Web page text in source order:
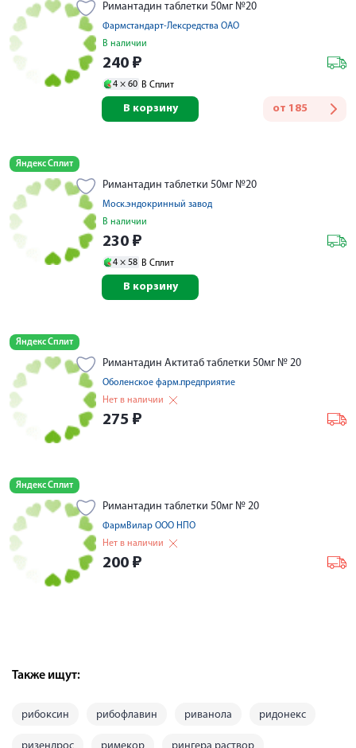
Римантадин таблетки 50мг №20
Фармстандарт-Лексредства ОАО
В наличии
240 ₽
4 × 60 В Сплит
от 185
В корзину
Яндекс Сплит
Римантадин таблетки 50мг №20
Моск.эндокринный завод
В наличии
230 ₽
4 × 58 В Сплит
В корзину
Яндекс Сплит
Римантадин Актитаб таблетки 50мг № 20
Оболенское фарм.предприятие
Нет в наличии
275 ₽
Яндекс Сплит
Римантадин таблетки 50мг № 20
ФармВилар ООО НПО
Нет в наличии
200 ₽
Также ищут:
рибоксин рибофлавин риванола ридонекс